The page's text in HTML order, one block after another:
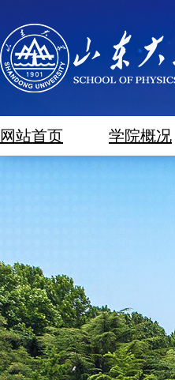
网站首页 学院概况